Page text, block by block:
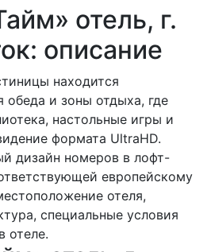
отель, г.
описание
находится
обеда и зоны отдыха, где
настольные игры и
формата UltraHD.
дизайн номеров в лофт-
европейскому
отеля,
специальные условия
отеле.